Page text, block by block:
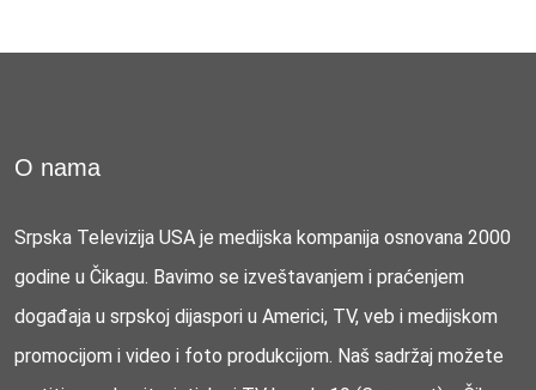
O nama
Srpska Televizija USA je medijska kompanija osnovana 2000
godine u Čikagu. Bavimo se izveštavanjem i praćenjem
događaja u srpskoj dijaspori u Americi, TV, veb i medijskom
promocijom i video i foto produkcijom. Naš sadržaj možete